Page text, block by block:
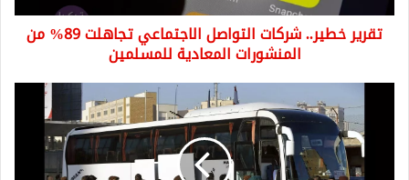
المنشورات
المعادية
للمسلمين
تقرير خطير.. شركات التواصل الاجتماعي تجاهلت 89% من
المنشورات المعادية للمسلمين
اللاجئين
السوريين